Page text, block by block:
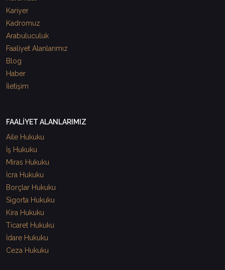
Kariyer
Kadromuz
Arabuluculuk
Faaliyet Alanlarımız
Blog
Haber
İletişim
FAALİYET ALANLARIMIZ
Aile Hukuku
İş Hukuku
Miras Hukuku
İcra Hukuku
Borçlar Hukuku
Sigorta Hukuku
Kira Hukuku
Ticaret Hukuku
İdare Hukuku
Ceza Hukuku